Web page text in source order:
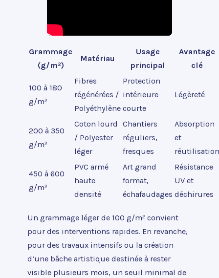
Grammage
(g/m²)
Matériau
Usage
principal
Avantage
clé
100 à 180
g/m²
Fibres
régénérées /
Polyéthylène
Protection
intérieure
courte
Légèreté
200 à 350
g/m²
Coton lourd
/ Polyester
léger
Chantiers
réguliers,
fresques
Absorption
et
réutilisation
450 à 600
g/m²
PVC armé
haute
densité
Art grand
format,
échafaudages
Résistance
UV et
déchirures
Un grammage léger de 100 g/m² convient
pour des interventions rapides. En revanche,
pour des travaux intensifs ou la création
d’une bâche artistique destinée à rester
visible plusieurs mois, un seuil minimal de